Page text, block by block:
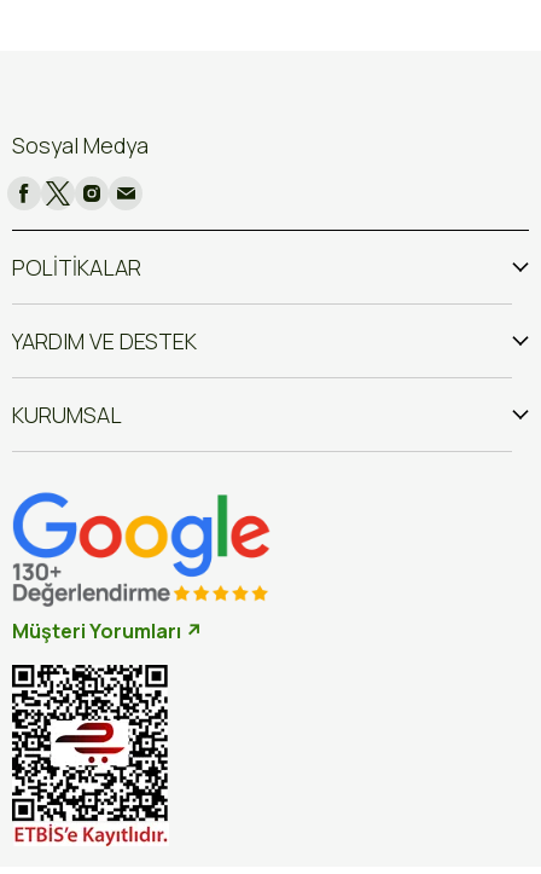
Sosyal Medya
POLİTİKALAR
YARDIM VE DESTEK
KURUMSAL
Müşteri Yorumları ↗